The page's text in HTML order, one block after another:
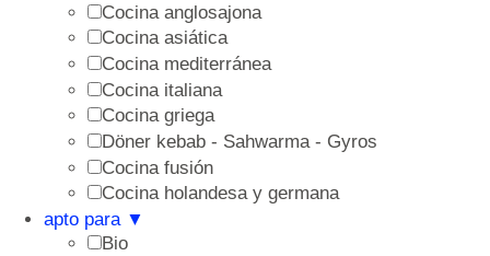
Cocina anglosajona
Cocina asiática
Cocina mediterránea
Cocina italiana
Cocina griega
Döner kebab - Sahwarma - Gyros
Cocina fusión
Cocina holandesa y germana
apto para ▼
Bio